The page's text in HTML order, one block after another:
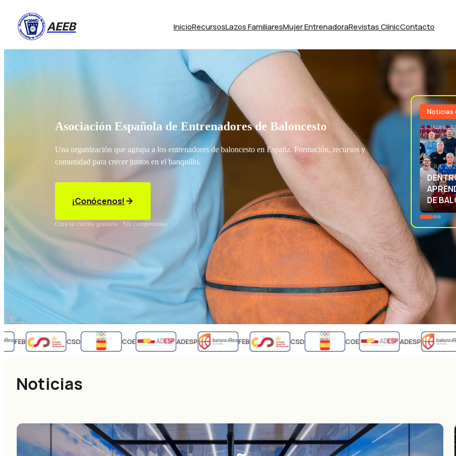
AEEB InicioRecursosLazos FamiliaresMujer EntrenadoraRevistas ClínicContacto
Asociación Española de Entrenadores de Baloncesto
Una organización que agrupa a los entrenadores de baloncesto en España. Formación, recursos y
comunidad para crecer juntos en el banquillo.
¡Conócenos!
Crea tu cuenta gratuita · Sin compromiso
Noticias
3 JUL
LA
FEB CSD COE ADESP FEB CSD COE ADESP
Noticias